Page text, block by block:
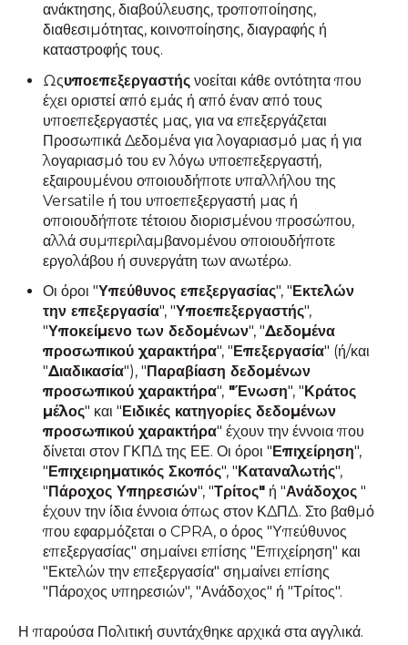
ανάκτησης, διαβούλευσης, τροποποίησης,
διαθεσιμότητας, κοινοποίησης, διαγραφής ή
καταστροφής τους.
Ωςυποεπεξεργαστής νοείται κάθε οντότητα που
έχει οριστεί από εμάς ή από έναν από τους
υποεπεξεργαστές μας, για να επεξεργάζεται
Προσωπικά Δεδομένα για λογαριασμό μας ή για
λογαριασμό του εν λόγω υποεπεξεργαστή,
εξαιρουμένου οποιουδήποτε υπαλλήλου της
Versatile ή του υποεπεξεργαστή μας ή
οποιουδήποτε τέτοιου διορισμένου προσώπου,
αλλά συμπεριλαμβανομένου οποιουδήποτε
εργολάβου ή συνεργάτη των ανωτέρω.
Οι όροι "Υπεύθυνος επεξεργασίας", "Εκτελών
την επεξεργασία", "Υποεπεξεργαστής",
"Υποκείμενο των δεδομένων", "Δεδομένα
προσωπικού χαρακτήρα", "Επεξεργασία" (ή/και
"Διαδικασία"), "Παραβίαση δεδομένων
προσωπικού χαρακτήρα", "Ένωση", "Κράτος
μέλος" και "Ειδικές κατηγορίες δεδομένων
προσωπικού χαρακτήρα" έχουν την έννοια που
δίνεται στον ΓΚΠΔ της ΕΕ. Οι όροι "Επιχείρηση",
"Επιχειρηματικός Σκοπός", "Καταναλωτής",
"Πάροχος Υπηρεσιών", "Τρίτος" ή "Ανάδοχος "
έχουν την ίδια έννοια όπως στον ΚΔΠΔ. Στο βαθμό
που εφαρμόζεται ο CPRA, ο όρος "Υπεύθυνος
επεξεργασίας" σημαίνει επίσης "Επιχείρηση" και
"Εκτελών την επεξεργασία" σημαίνει επίσης
"Πάροχος υπηρεσιών", "Ανάδοχος" ή "Τρίτος".
Η παρούσα Πολιτική συντάχθηκε αρχικά στα αγγλικά.